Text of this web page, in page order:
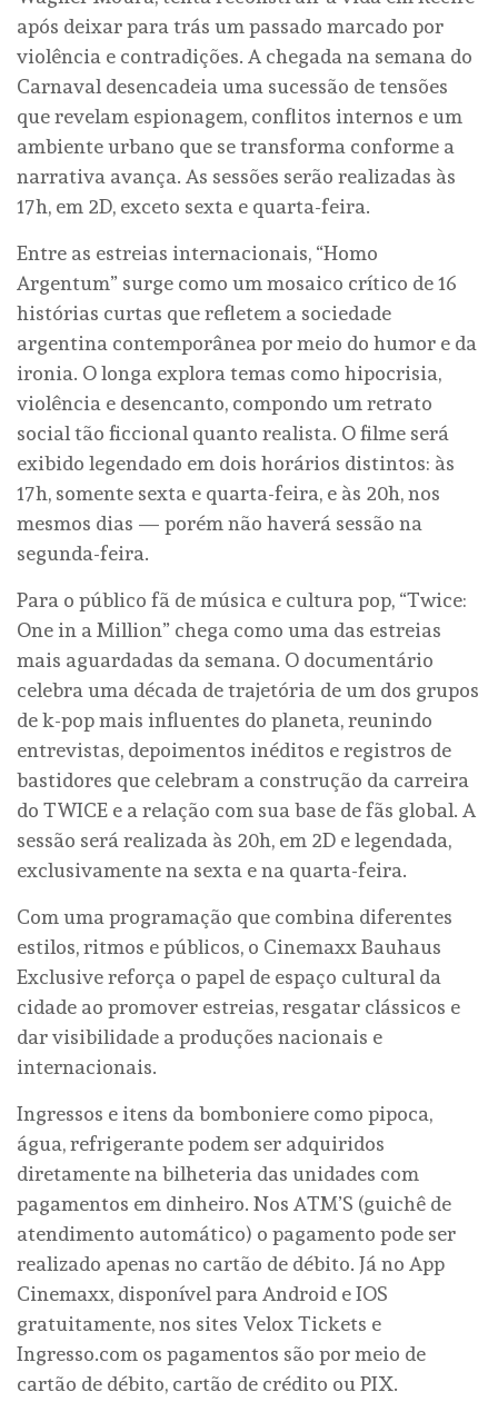
após deixar para trás um passado marcado por
violência e contradições. A chegada na semana do
Carnaval desencadeia uma sucessão de tensões
que revelam espionagem, conflitos internos e um
ambiente urbano que se transforma conforme a
narrativa avança. As sessões serão realizadas às
17h, em 2D, exceto sexta e quarta-feira.
Entre as estreias internacionais, “Homo
Argentum” surge como um mosaico crítico de 16
histórias curtas que refletem a sociedade
argentina contemporânea por meio do humor e da
ironia. O longa explora temas como hipocrisia,
violência e desencanto, compondo um retrato
social tão ficcional quanto realista. O filme será
exibido legendado em dois horários distintos: às
17h, somente sexta e quarta-feira, e às 20h, nos
mesmos dias — porém não haverá sessão na
segunda-feira.
Para o público fã de música e cultura pop, “Twice:
One in a Million” chega como uma das estreias
mais aguardadas da semana. O documentário
celebra uma década de trajetória de um dos grupos
de k-pop mais influentes do planeta, reunindo
entrevistas, depoimentos inéditos e registros de
bastidores que celebram a construção da carreira
do TWICE e a relação com sua base de fãs global. A
sessão será realizada às 20h, em 2D e legendada,
exclusivamente na sexta e na quarta-feira.
Com uma programação que combina diferentes
estilos, ritmos e públicos, o Cinemaxx Bauhaus
Exclusive reforça o papel de espaço cultural da
cidade ao promover estreias, resgatar clássicos e
dar visibilidade a produções nacionais e
internacionais.
Ingressos e itens da bomboniere como pipoca,
água, refrigerante podem ser adquiridos
diretamente na bilheteria das unidades com
pagamentos em dinheiro. Nos ATM’S (guichê de
atendimento automático) o pagamento pode ser
realizado apenas no cartão de débito. Já no App
Cinemaxx, disponível para Android e IOS
gratuitamente, nos sites Velox Tickets e
Ingresso.com os pagamentos são por meio de
cartão de débito, cartão de crédito ou PIX.